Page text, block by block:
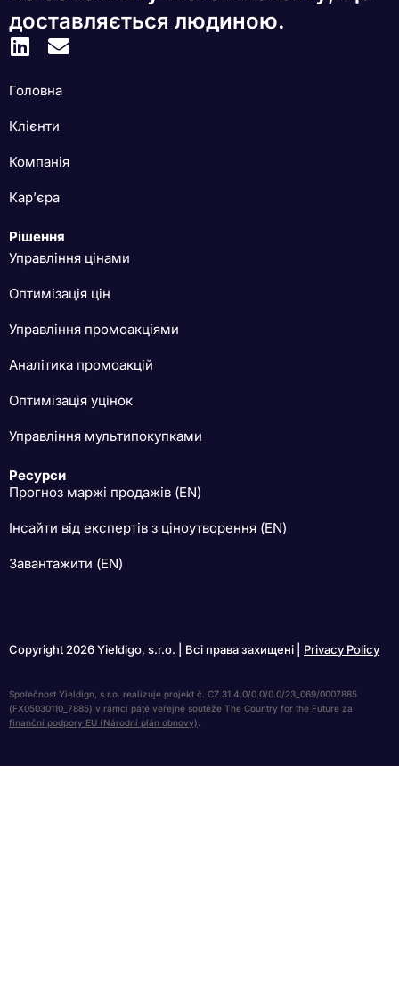
доставляється людиною.
Головна
Клієнти
Компанія
Кар’єра
Рішення
Управління цінами
Оптимізація цін
Управління промоакціями
Аналітика промоакцій
Оптимізація уцінок
Управління мультипокупками
Ресурси
Прогноз маржі продажів (EN)
Інсайти від експертів з ціноутворення (EN)
Завантажити (EN)
Copyright 2026 Yieldigo, s.r.o. | Всі права захищені | Privacy Policy
Společnost Yieldigo, s.r.o. realizuje projekt č. CZ.31.4.0/0.0/0.0/23_069/0007885
(FX05030110_7885) v rámci páté veřejné soutěže The Country for the Future za
finanční podpory EU (Národní plán obnovy).